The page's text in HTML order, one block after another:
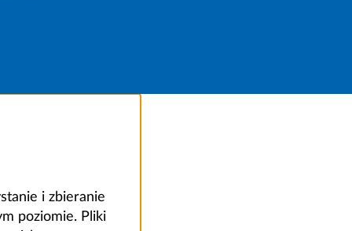
i zbieranie
poziomie. Pliki